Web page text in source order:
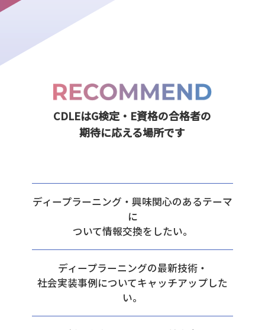
CDLEはG検定・E資格の合格者の
期待に応える場所です
ディープラーニング・興味関心のあるテーマ
に
ついて情報交換をしたい。
ディープラーニングの最新技術・
社会実装事例についてキャッチアップした
い。